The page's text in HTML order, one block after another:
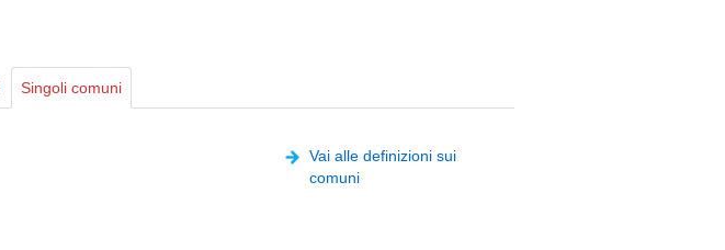
Singoli comuni
Vai alle definizioni sui
comuni